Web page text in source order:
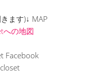
ます)↓ MAP
への地図
Facebook